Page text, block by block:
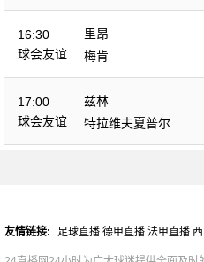
16:30
球会友谊
里昂
梅肯
17:00
球会友谊
兹林
特拉维夫夏普尔
友情链接: 足球直播 德甲直播 法甲直播